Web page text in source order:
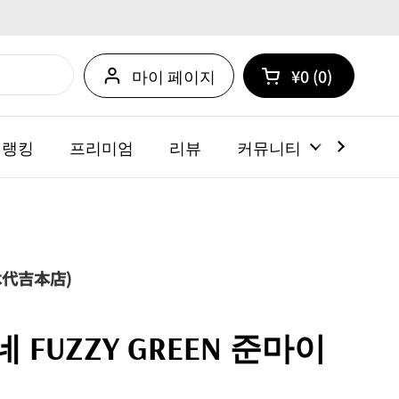
마이 페이지 카트 열기
쇼핑 카트 총계:
¥0 0
카트 내에 제품
킹 프리미엄 리뷰 커뮤니티
吉本店)
FUZZY GREEN 준마이